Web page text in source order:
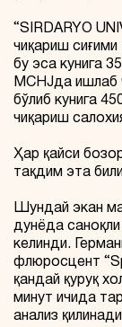
“SIRDARYO
чиқариш сиғими
бу эса кунига
MCHJда ишлаб
бўлиб кунига
чиқариш
Ҳар қайси
тақдим эта
Шундай экан
дунёда саноқли
келинди.
флюросцент
қандай қуруқ
минут ичида
анализ